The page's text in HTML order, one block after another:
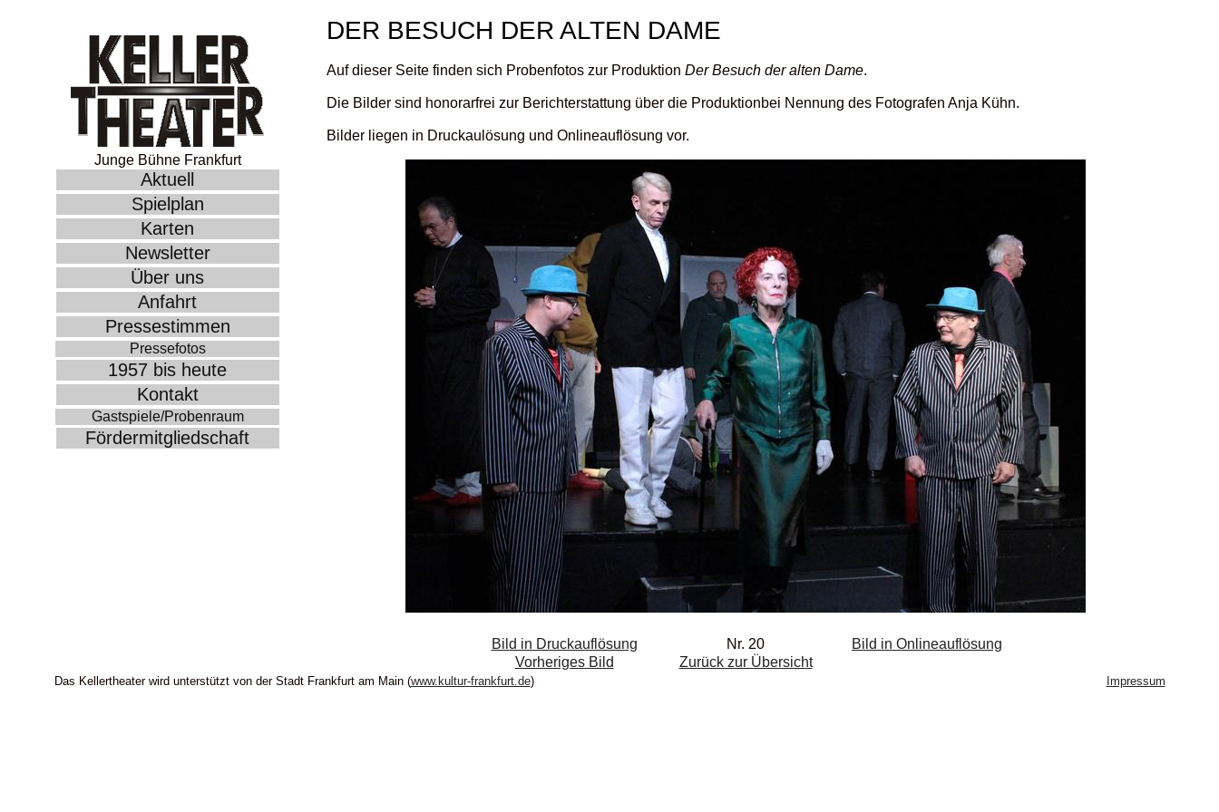
Junge Bühne Frankfurt
Aktuell
Spielplan
Karten
Newsletter
Über uns
Anfahrt
Pressestimmen
Pressefotos
1957 bis heute
Kontakt
Gastspiele/Probenraum
Fördermitgliedschaft
DER BESUCH DER ALTEN DAME
Auf dieser Seite finden sich Probenfotos zur Produktion Der Besuch der alten Dame.
Die Bilder sind honorarfrei zur Berichterstattung über die Produktionbei Nennung des Fotografen Anja Kühn.
Bilder liegen in Druckaulösung und Onlineauflösung vor.
Bild in Druckauflösung Nr. 20
Bild in Onlineauflösung
Vorheriges Bild
Zurück zur Übersicht
Das Kellertheater wird unterstützt von der Stadt Frankfurt am Main (www.kultur-frankfurt.de) Impressum